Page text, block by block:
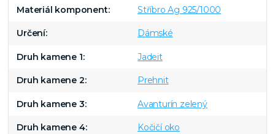
Materiál komponent Stříbro Ag 925/1000
Určení Dámské
Druh kamene 1 Jadeit
Druh kamene 2 Prehnit
Druh kamene 3 Avanturín zelený
Druh kamene 4 Kočičí oko